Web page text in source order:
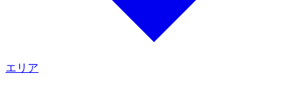
エリア